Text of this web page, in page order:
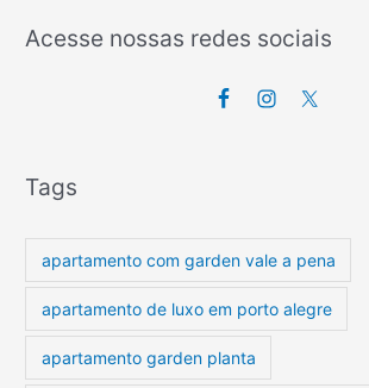
Acesse nossas redes sociais
Tags
apartamento com garden vale a pena
apartamento de luxo em porto alegre
apartamento garden planta